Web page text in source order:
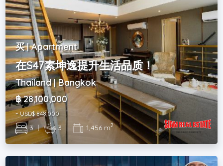
买 | Apartment
在S47素坤逸提升生活品质！
Thailand | Bangkok
฿ 28,100,000
~ USD$ 848,000
3 | 3 | 1,456 m2